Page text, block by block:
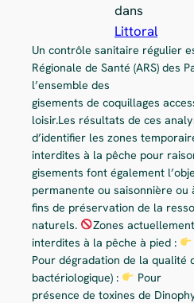
dans
Littoral
Un contrôle sanitaire régulier
Régionale de Santé (ARS) des
l’ensemble des
gisements de coquillages
loisir.Les résultats de ces
d’identifier les zones
interdites à la pêche pour
gisements font également
permanente ou saisonnière ou
fins de préservation de la
naturels.
Zones actuellement
interdites à la pêche à pied :
Pour dégradation de la qualité
bactériologique) :
Pour
présence de toxines de